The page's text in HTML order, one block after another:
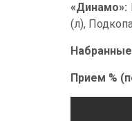
«Динамо»:
(л),
Прием %